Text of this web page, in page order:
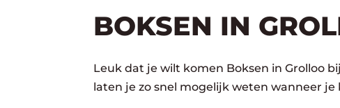
BOKSEN IN
Leuk dat je wilt komen Boksen in Grolloo
laten je zo snel mogelijk weten wanneer